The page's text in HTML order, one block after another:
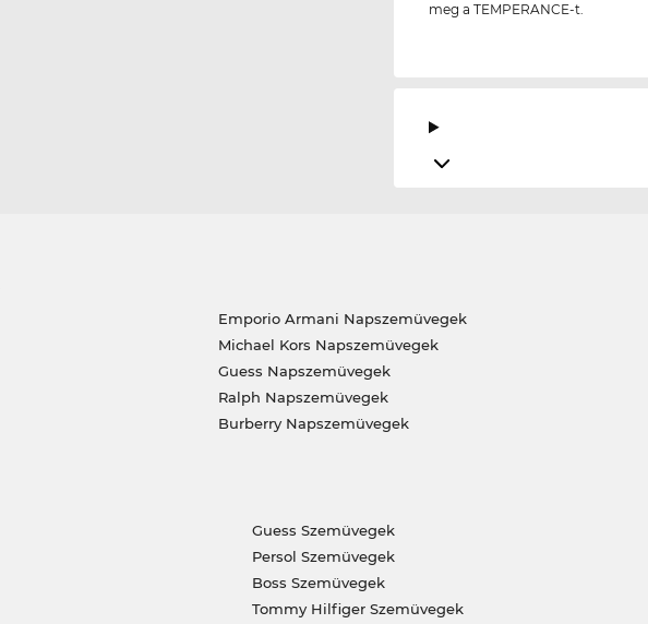
meg a TEMPERANCE-t.
Emporio Armani Napszemüvegek
Michael Kors Napszemüvegek
Guess Napszemüvegek
Ralph Napszemüvegek
Burberry Napszemüvegek
Guess Szemüvegek
Persol Szemüvegek
Boss Szemüvegek
Tommy Hilfiger Szemüvegek